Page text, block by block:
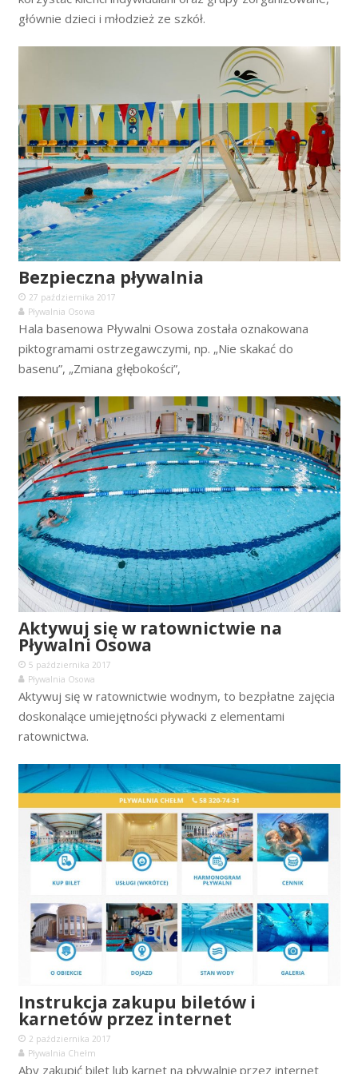
głównie dzieci i młodzież ze szkół.
Bezpieczna pływalnia
27 października 2017
Pływalnia Osowa
Hala basenowa Pływalni Osowa została oznakowana
piktogramami ostrzegawczymi, np. „Nie skakać do
basenu”, „Zmiana głębokości”,
Aktywuj się w ratownictwie na
Pływalni Osowa
5 października 2017
Pływalnia Osowa
Aktywuj się w ratownictwie wodnym, to bezpłatne zajęcia
doskonalące umiejętności pływacki z elementami
ratownictwa.
Instrukcja zakupu biletów i
karnetów przez internet
2 października 2017
Pływalnia Chełm
Aby zakupić bilet lub karnet na pływalnię przez internet